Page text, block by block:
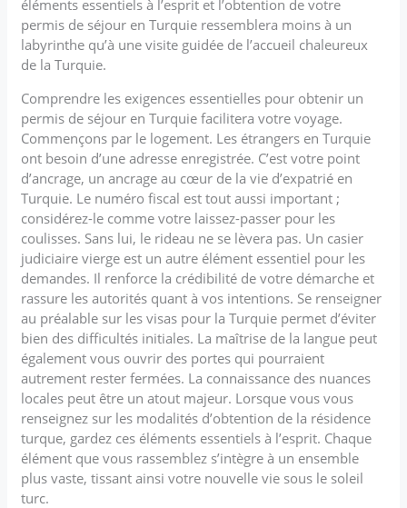
éléments essentiels à l’esprit et l’obtention de votre
permis de séjour en Turquie ressemblera moins à un
labyrinthe qu’à une visite guidée de l’accueil chaleureux
de la Turquie.
Comprendre les exigences essentielles pour obtenir un
permis de séjour en Turquie facilitera votre voyage.
Commençons par le logement. Les étrangers en Turquie
ont besoin d’une adresse enregistrée. C’est votre point
d’ancrage, un ancrage au cœur de la vie d’expatrié en
Turquie. Le numéro fiscal est tout aussi important ;
considérez-le comme votre laissez-passer pour les
coulisses. Sans lui, le rideau ne se lèvera pas. Un casier
judiciaire vierge est un autre élément essentiel pour les
demandes. Il renforce la crédibilité de votre démarche et
rassure les autorités quant à vos intentions. Se renseigner
au préalable sur les visas pour la Turquie permet d’éviter
bien des difficultés initiales. La maîtrise de la langue peut
également vous ouvrir des portes qui pourraient
autrement rester fermées. La connaissance des nuances
locales peut être un atout majeur. Lorsque vous vous
renseignez sur les modalités d’obtention de la résidence
turque, gardez ces éléments essentiels à l’esprit. Chaque
élément que vous rassemblez s’intègre à un ensemble
plus vaste, tissant ainsi votre nouvelle vie sous le soleil
turc.